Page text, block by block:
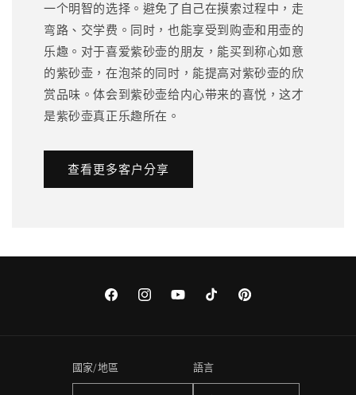
一个明智的选择。避免了自己在摸索过程中，走
弯路、交学费。同时，也能享受到购壶和用壶的
乐趣。对于喜爱紫砂壶的朋友，能买到称心如意
的紫砂壶，在泡茶的同时，能提高对紫砂壶的欣
赏品味。体会到紫砂壶给内心带来的喜悦，这才
是紫砂壶真正乐趣所在。
查看更多客户分享
FacebookInstagramYouTubeTikTok Pinterest
國家/地區 語言